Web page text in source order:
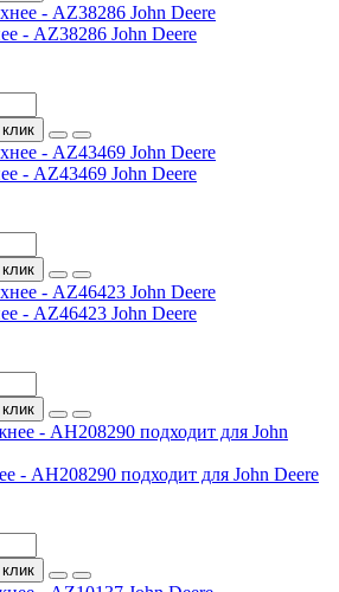
- AZ38286 John Deere
- AZ43469 John Deere
- AZ46423 John Deere
- AH208290 подходит для John Deere